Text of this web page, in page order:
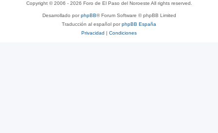
Copyright © 2006 - 2026 Foro de El Paso del Noroeste All rights reserved.
Desarrollado porphpBB® Forum Software © phpBB Limited
Traducción al español porphpBB España
Privacidad | Condiciones